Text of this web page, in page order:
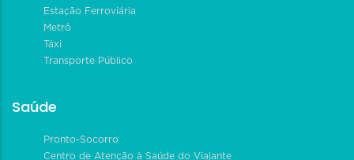
Estação Ferroviária
Metrô
Táxi
Transporte Público
Saúde
Pronto-Socorro
Centro de Atenção à Saúde do Viajante